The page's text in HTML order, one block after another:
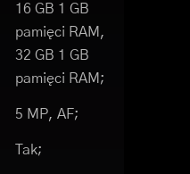
16 GB 1 GB
pamięci RAM,
32 GB 1 GB
pamięci RAM;
5 MP, AF;
Tak;